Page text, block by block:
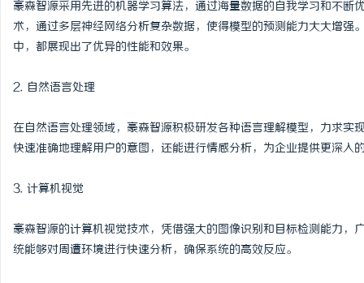
豪森智源采用先进的机器学习算法，通过海量数据的自我学习和不
术，通过多层神经网络分析复杂数据，使得模型的预测能力大大增
中，都展现出了优异的性能和效果。
2. 自然语言处理
在自然语言处理领域，豪森智源积极研发各种语言理解模型，力求
快速准确地理解用户的意图，还能进行情感分析，为企业提供更深入
3. 计算机视觉
豪森智源的计算机视觉技术，凭借强大的图像识别和目标检测能力
统能够对周遭环境进行快速分析，确保系统的高效反应。
揭秘！专业充电桩项目